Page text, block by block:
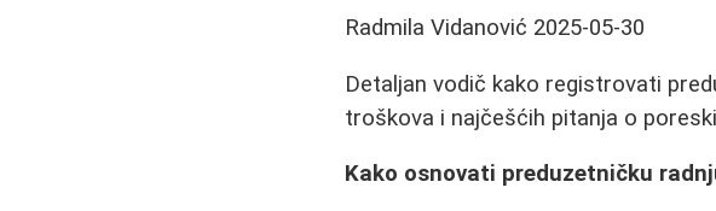
Radmila Vidanović 2025-05-30
Detaljan vodič kako registrovati
troškova i najčešćih pitanja o
Kako osnovati preduzetničku